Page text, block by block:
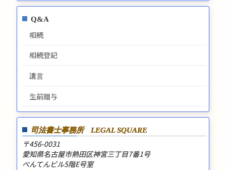
Q&A
相続
相続登記
遺言
生前贈与
司法書士事務所 LEGAL SQUARE
〒456-0031
愛知県名古屋市熱田区神宮三丁目7番1号
べんてんビル5階E号室